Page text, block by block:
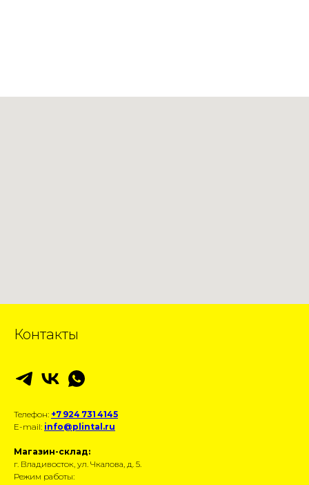
Контакты
Телефон: +7 924 731 4145
E-mail: info@plintal.ru
Магазин-склад:
г. Владивосток, ул. Чкалова, д. 5.
Режим работы: